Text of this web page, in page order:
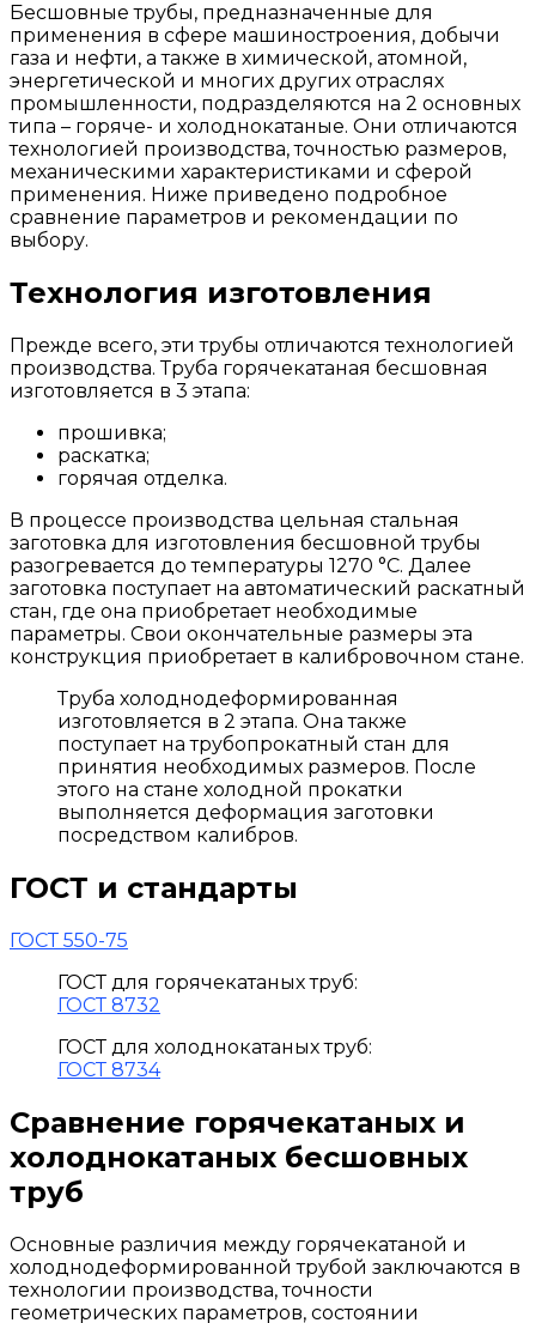
Бесшовные трубы, предназначенные для
применения в сфере машиностроения, добычи
газа и нефти, а также в химической, атомной,
энергетической и многих других отраслях
промышленности, подразделяются на 2 основных
типа – горяче- и холоднокатаные. Они отличаются
технологией производства, точностью размеров,
механическими характеристиками и сферой
применения. Ниже приведено подробное
сравнение параметров и рекомендации по
выбору.
Технология изготовления
Прежде всего, эти трубы отличаются технологией
производства. Труба горячекатаная бесшовная
изготовляется в 3 этапа:
прошивка;
раскатка;
горячая отделка.
В процессе производства цельная стальная
заготовка для изготовления бесшовной трубы
разогревается до температуры 1270 °С. Далее
заготовка поступает на автоматический раскатный
стан, где она приобретает необходимые
параметры. Свои окончательные размеры эта
конструкция приобретает в калибровочном стане.
Труба холоднодеформированная
изготовляется в 2 этапа. Она также
поступает на трубопрокатный стан для
принятия необходимых размеров. После
этого на стане холодной прокатки
выполняется деформация заготовки
посредством калибров.
ГОСТ и стандарты
ГОСТ 550-75
ГОСТ для горячекатаных труб:
ГОСТ 8732
ГОСТ для холоднокатаных труб:
ГОСТ 8734
Сравнение горячекатаных и
холоднокатаных бесшовных
труб
Основные различия между горячекатаной и
холоднодеформированной трубой заключаются в
технологии производства, точности
геометрических параметров, состоянии